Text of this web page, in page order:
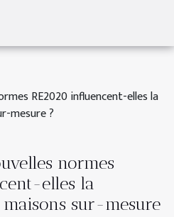
RE2020 influencent-elles la
mesure ?
normes
elles la
sur-mesure